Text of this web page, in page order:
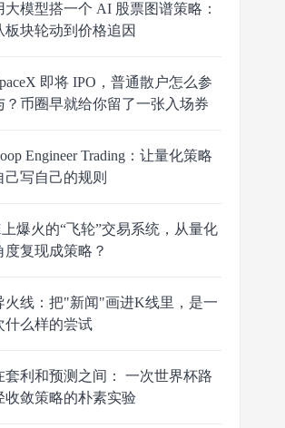
大模型搭一个 AI 股票图谱策略：
板块轮动到价格追因
即将 IPO，普通散户怎么参
？币圈早就给你留了一张入场券
Engineer Trading：让量化策略
己写自己的规则
爆火的“飞轮”交易系统，从量化
度复现成策略？
火线：把"新闻"画进K线里，是一
什么样的尝试
套利和预测之间： 一次世界杯路
收敛策略的朴素实验